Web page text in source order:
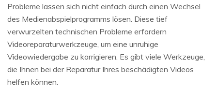
Probleme lassen sich nicht einfach durch einen Wechsel
des Medienabspielprogramms lösen. Diese tief
verwurzelten technischen Probleme erfordern
Videoreparaturwerkzeuge, um eine unruhige
Videowiedergabe zu korrigieren. Es gibt viele Werkzeuge,
die Ihnen bei der Reparatur Ihres beschädigten Videos
helfen können.